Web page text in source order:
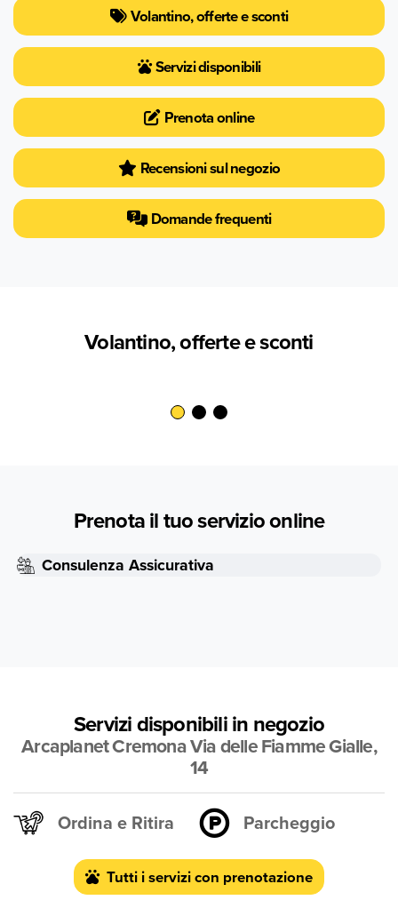
Volantino, offerte e sconti
Servizi disponibili
Prenota online
Recensioni sul negozio
Domande frequenti
Volantino, offerte e sconti
Prenota il tuo servizio online
Consulenza Assicurativa
Servizi disponibili in negozio
Arcaplanet Cremona Via delle Fiamme Gialle,
14
Ordina e Ritira Parcheggio
Tutti i servizi con prenotazione